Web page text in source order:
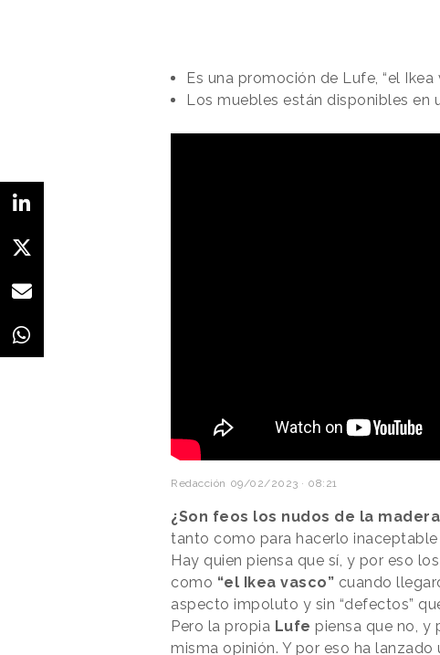
Es una promoción de Lufe, “el
Los muebles están disponibles en
Redacción 09/02/2023 · 08:21
¿Son feos los nudos de la
tanto como para hacerlo
Hay quien piensa que sí, y por eso
como “el Ikea vasco” cuando
aspecto impoluto y sin “defectos”
Pero la propia Lufe piensa que no, y
misma opinión. Y por eso ha lanzado